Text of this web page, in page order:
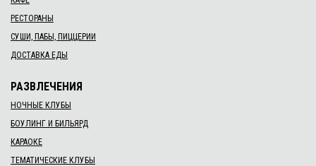
РЕСТОРАНЫ
СУШИ, ПАБЫ, ПИЦЦЕРИИ
ДОСТАВКА ЕДЫ
РАЗВЛЕЧЕНИЯ
НОЧНЫЕ КЛУБЫ
БОУЛИНГ И БИЛЬЯРД
КАРАОКЕ
ТЕМАТИЧЕСКИЕ КЛУБЫ